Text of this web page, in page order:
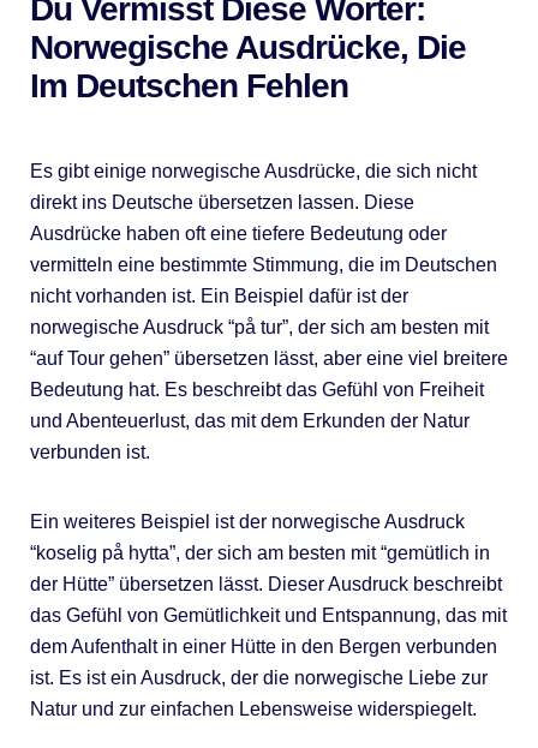
Du Vermisst Diese Wörter:
Norwegische Ausdrücke, Die
Im Deutschen Fehlen
Es gibt einige norwegische Ausdrücke, die sich nicht
direkt ins Deutsche übersetzen lassen. Diese
Ausdrücke haben oft eine tiefere Bedeutung oder
vermitteln eine bestimmte Stimmung, die im Deutschen
nicht vorhanden ist. Ein Beispiel dafür ist der
norwegische Ausdruck “på tur”, der sich am besten mit
“auf Tour gehen” übersetzen lässt, aber eine viel breitere
Bedeutung hat. Es beschreibt das Gefühl von Freiheit
und Abenteuerlust, das mit dem Erkunden der Natur
verbunden ist.
Ein weiteres Beispiel ist der norwegische Ausdruck
“koselig på hytta”, der sich am besten mit “gemütlich in
der Hütte” übersetzen lässt. Dieser Ausdruck beschreibt
das Gefühl von Gemütlichkeit und Entspannung, das mit
dem Aufenthalt in einer Hütte in den Bergen verbunden
ist. Es ist ein Ausdruck, der die norwegische Liebe zur
Natur und zur einfachen Lebensweise widerspiegelt.